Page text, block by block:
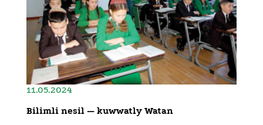
11.05.2024
Bilimli nesil — kuwwatly Watan